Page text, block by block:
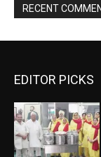
RECENT
EDITOR PICKS